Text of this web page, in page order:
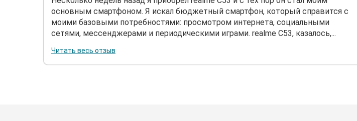
основным смартфоном. Я искал бюджетный смартфон, который справится с
моими базовыми потребностями: просмотром интернета, социальными
сетями, мессенджерами и периодическими играми. realme C53, казалось,...
Читать весь отзыв